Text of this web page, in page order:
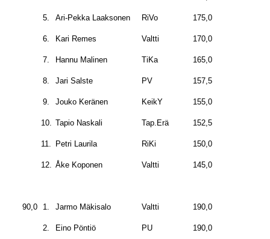
5. Ari-Pekka Laaksonen RiVo 175,0
6. Kari Remes Valtti 170,0
7. Hannu Malinen TiKa 165,0
8. Jari Salste PV 157,5
9. Jouko Keränen KeikY 155,0
10. Tapio Naskali Tap.Erä 152,5
11. Petri Laurila RiKi 150,0
12. Åke Koponen Valtti 145,0
90,0 1. Jarmo Mäkisalo Valtti 190,0
2. Eino Pöntiö PU 190,0